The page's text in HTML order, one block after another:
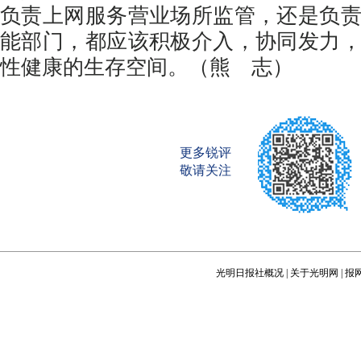
负责上网服务营业场所监管，还是负
能部门，都应该积极介入，协同发力
性健康的生存空间。（熊 志）
更多锐评
敬请关注
光明日报社概况 关于光明网 报